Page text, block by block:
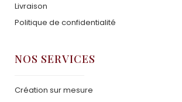
Livraison
Politique de confidentialité
NOS SERVICES
Création sur mesure